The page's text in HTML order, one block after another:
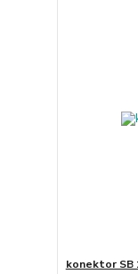
konektor SB